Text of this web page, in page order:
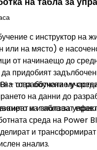
с инструктор на
или на място) е
от начинаещо до
придобият
– от работната му
на данни до
на табла за
на това обучение
и използват
среда на Power
и
анализ.